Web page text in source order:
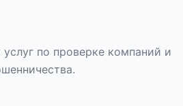
по проверке компаний и